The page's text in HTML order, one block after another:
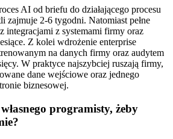
AI od briefu do działającego procesu
zajmuje 2-6 tygodni. Natomiast pełne
integracjami z systemami firmy oraz
Z kolei wdrożenie enterprise
na danych firmy oraz audytem
W praktyce najszybciej ruszają firmy,
dane wejściowe oraz jednego
biznesowej.
programisty, żeby